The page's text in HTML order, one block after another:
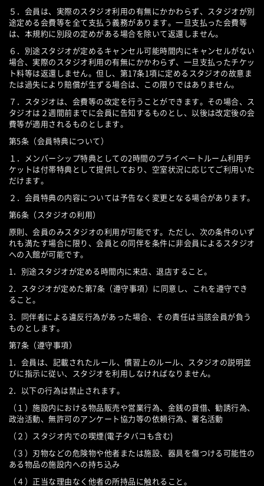
５．会員は、実際のスタジオ利用の有無にかかわらず、スタジオが別
途定める会費等を全て支払う義務があります。一旦支払った会費等
は、本規約に別段の定めがある場合を除いて返還しません。
６．別途スタジオが定めるキャンセル可能時間内にキャンセルがない
場合、実際のスタジオ利用の有無にかかわらず、一旦支払ったチケッ
ト料等は返還しません。但し、第17条1項に定めるスタジオの故意ま
たは過失により賠償が生ずる場合は、この限りではありません。
７．スタジオは、会費等の改定を行うことができます。その場合、ス
タジオは２週間前までに会員に告知するものとし、以後は改定後の会
費等が適用されるものとします。
第5条（会員特典について）
１．メンバーシップ特典としての2時間のプライベートルーム利用チ
ケットは付帯特典として提供しており、空室状況に応じてご利用いた
だけます。
２．会員特典の内容については予告なく変更となる場合があります。
第6条（スタジオの利用）
原則、会員のみスタジオの利用が可能です。ただし、次の条件のいず
れも満たす場合に限り、会員との同伴を条件に非会員によるスタジオ
への入館が可能です。
1．別途スタジオが定める時間内に来店、退店すること。
2．スタジオが定めた第7条（遵守事項）に同意し、これを遵守でき
ること。
3．同伴者による違反行為があった場合、その責任は当該会員が負う
ものとします。
第7条（遵守事項）
1．会員は、記載されたルール、慣習上のルール、スタジオの説明並
びに指示に従い、スタジオを利用しなければなりません。
2．以下の行為は禁止されます。
（１）施設内における物品販売や営業行為、金銭の貸借、勧誘行為、
政治活動、無許可のアンケート協力等の依頼行為、署名活動
（２）スタジオ内での喫煙(電子タバコも含む)
（３）刃物などの危険物や他者または施設、器具を傷つける可能性の
ある物品の施設内への持ち込み
（４）正当な理由なく他者の所持品に触れること。